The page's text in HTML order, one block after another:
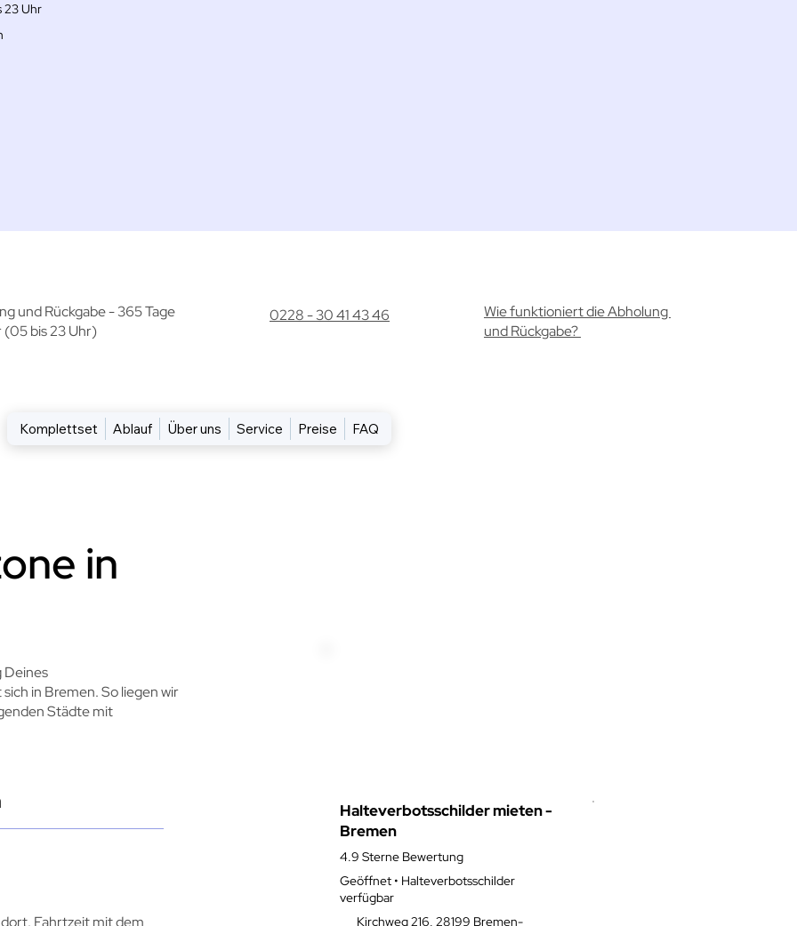
23 Uhr
und Rückgabe - 365 Tage
(05 bis 23 Uhr)
0228 - 30 41 43 46
Wie funktioniert die Abholung
und Rückgabe?
in
Deines
in Bremen. So liegen wir
Städte mit
Fahrtzeit mit dem
Halteverbotsschilder mieten -
Bremen
4.9 Sterne Bewertung
Geöffnet • Halteverbotsschilder
verfügbar
Kirchweg 216, 28199 Bremen-
Komplettset Ablauf Über uns Service Preise FAQ